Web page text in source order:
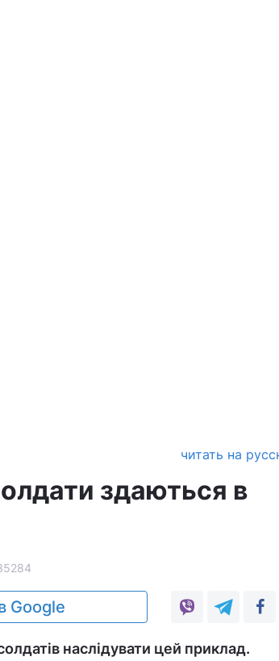
читать на
здаються в
Google
наслідувати цей приклад.